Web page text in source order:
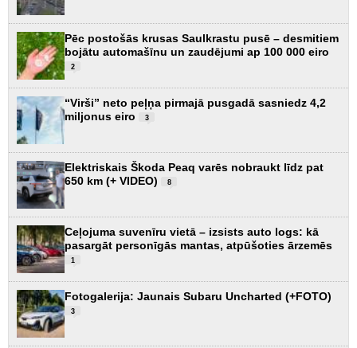
Pēc postošās krusas Saulkrastu pusē – desmitiem
bojātu automašīnu un zaudējumi ap 100 000 eiro
2
“Virši” neto peļņa pirmajā pusgadā sasniedz 4,2
miljonus eiro
3
Elektriskais Škoda Peaq varēs nobraukt līdz pat
650 km (+ VIDEO)
8
Ceļojuma suvenīru vietā – izsists auto logs: kā
pasargāt personīgās mantas, atpūšoties ārzemēs
1
Fotogalerija: Jaunais Subaru Uncharted (+FOTO)
3